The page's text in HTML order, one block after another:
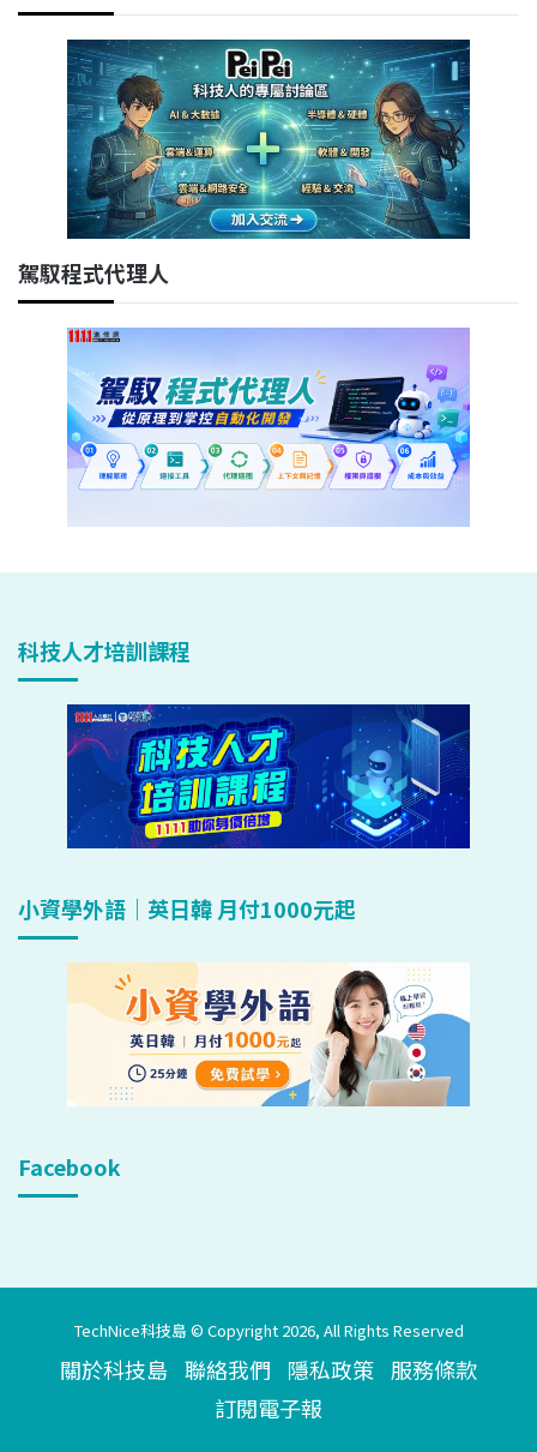
駕馭程式代理人
科技人才培訓課程
小資學外語｜英日韓 月付1000元起
Facebook
TechNice科技島 © Copyright 2026, All Rights Reserved
關於科技島 聯絡我們 隱私政策 服務條款
訂閱電子報